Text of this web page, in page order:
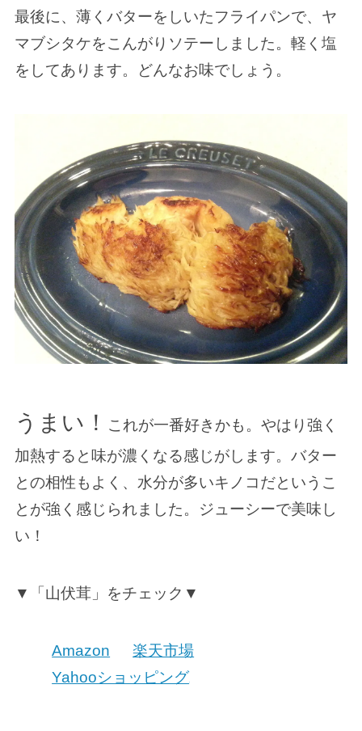
最後に、薄くバターをしいたフライパンで、ヤ
マブシタケをこんがりソテーしました。軽く塩
をしてあります。どんなお味でしょう。
うまい！
これが一番好きかも。やはり強く
加熱すると味が濃くなる感じがします。バター
との相性もよく、水分が多いキノコだというこ
とが強く感じられました。ジューシーで美味し
い！
▼「山伏茸」をチェック▼
Amazon
楽天市場
Yahooショッピング